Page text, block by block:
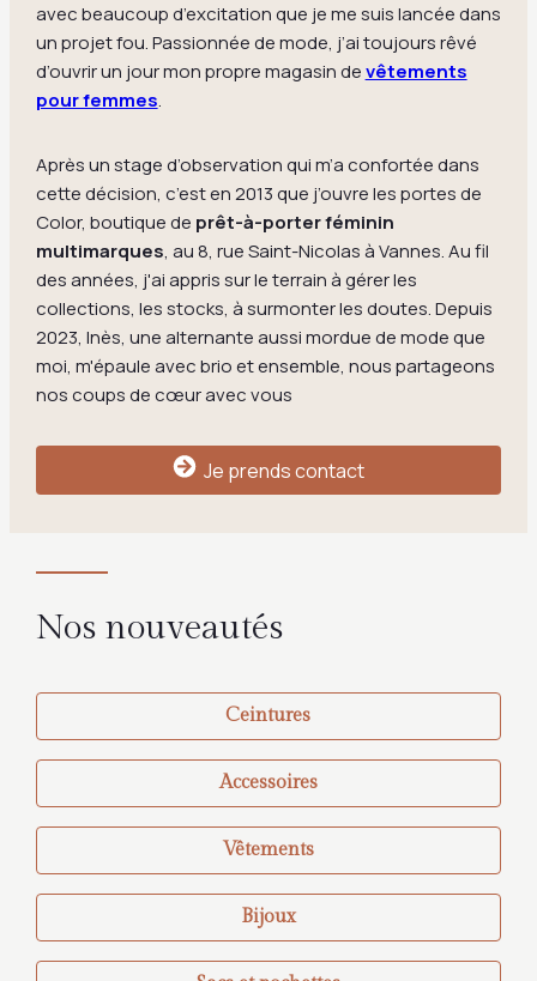
avec beaucoup d’excitation que je me suis lancée dans
un projet fou. Passionnée de mode, j’ai toujours rêvé
d’ouvrir un jour mon propre magasin devêtements
pour femmes.
Après un stage d’observation qui m’a confortée dans
cette décision, c’est en 2013 que j’ouvre les portes de
Color, boutique de prêt-à-porter féminin
multimarques, au 8, rue Saint-Nicolas à Vannes. Au fil
des années, j'ai appris sur le terrain à gérer les
collections, les stocks, à surmonter les doutes. Depuis
2023, Inès, une alternante aussi mordue de mode que
moi, m'épaule avec brio et ensemble, nous partageons
nos coups de cœur avec vous
Je prends contact
Nos nouveautés
Ceintures
Accessoires
Vêtements
Bijoux